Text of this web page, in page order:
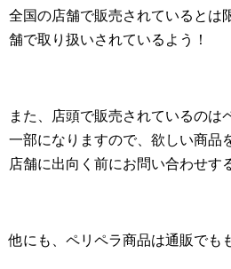
全国の店舗で販売されているとは
舗で取り扱いされているよう！
また、店頭で販売されているのは
一部になりますので、欲しい商品
店舗に出向く前にお問い合わせす
他にも、ペリペラ商品は通販でも